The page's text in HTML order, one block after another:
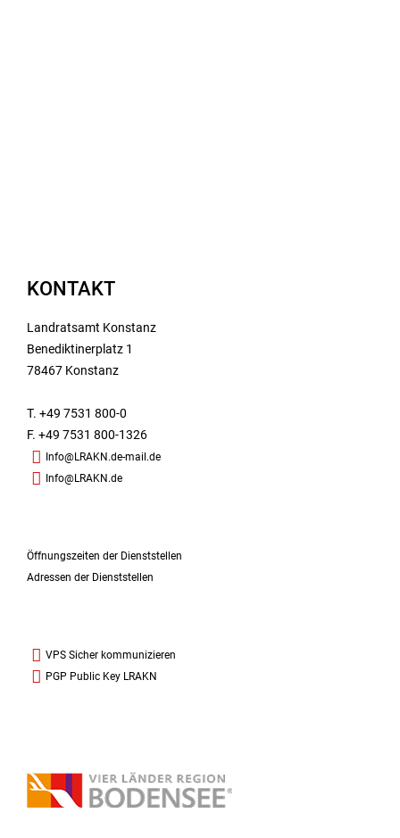
KONTAKT
Landratsamt Konstanz
Benediktinerplatz 1
78467 Konstanz
T. +49 7531 800-0
F. +49 7531 800-1326
Info@LRAKN.de-mail.de
Info@LRAKN.de
Öffnungszeiten der Dienststellen
Adressen der Dienststellen
VPS Sicher kommunizieren
PGP Public Key LRAKN